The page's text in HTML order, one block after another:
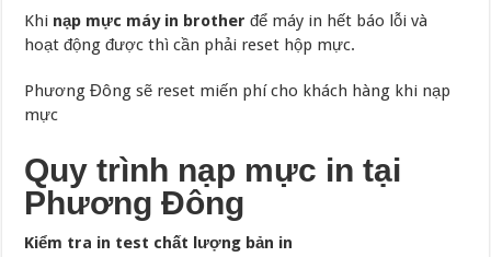
Khi nạp mực máy in brother để máy in hết báo lỗi và
hoạt động được thì cần phải reset hộp mực.
Phương Đông sẽ reset miến phí cho khách hàng khi nạp
mực
Quy trình nạp mực in tại
Phương Đông
Kiểm tra in test chất lượng bản in